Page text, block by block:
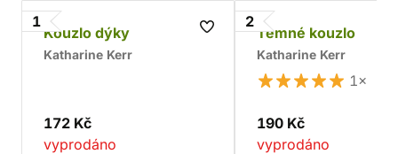
1
Kouzlo dýky
Katharine Kerr
172 Kč
vyprodáno
2
Temné kouzlo
Katharine Kerr
1×
190 Kč
vyprodáno